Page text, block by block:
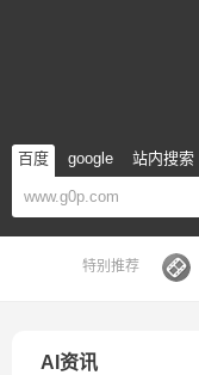
百度 google 站内搜索
特别推荐
AI资讯